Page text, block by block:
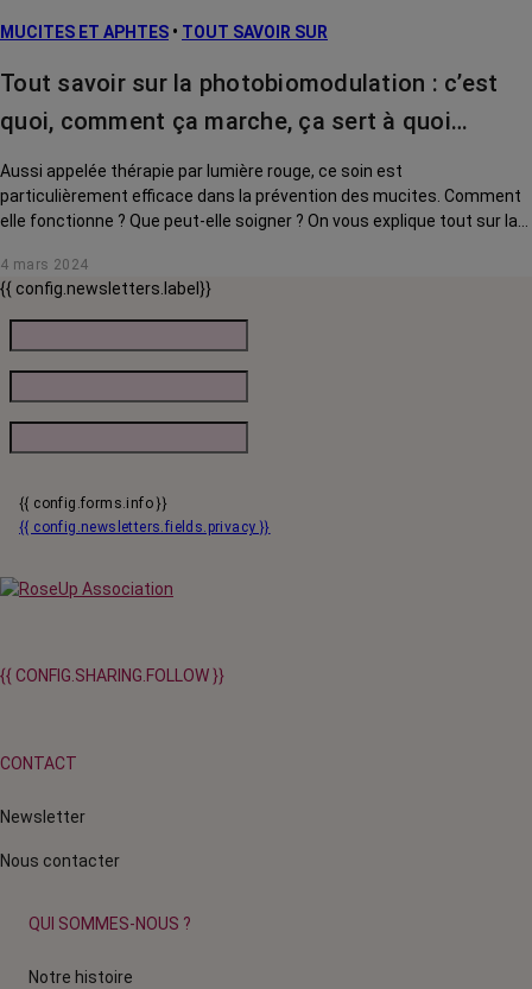
MUCITES ET APHTES • TOUT SAVOIR SUR
Tout savoir sur la photobiomodulation : c’est
quoi, comment ça marche, ça sert à quoi…
Aussi appelée thérapie par lumière rouge, ce soin est
particulièrement efficace dans la prévention des mucites. Comment
elle fonctionne ? Que peut-elle soigner ? On vous explique tout sur la
4 mars 2024
{{ config.newsletters.label}}
{{ config.forms.info }}
{{ config.newsletters.fields.privacy }}
{{ CONFIG.SHARING.FOLLOW }}
CONTACT
Newsletter
Nous contacter
QUI SOMMES-NOUS ?
Notre histoire